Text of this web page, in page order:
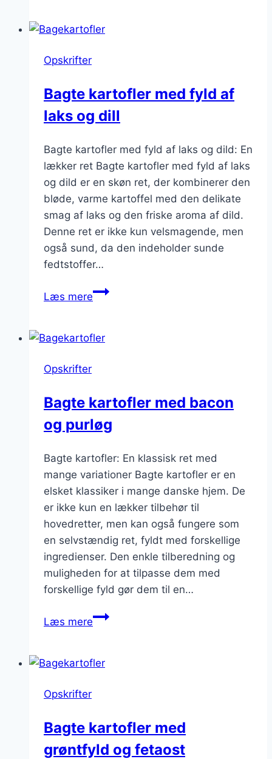
og
oplevelse
Opskrifter
Bagte kartofler med fyld af
laks og dill
Bagte kartofler med fyld af laks og dild: En
lækker ret Bagte kartofler med fyld af laks
og dild er en skøn ret, der kombinerer den
bløde, varme kartoffel med den delikate
smag af laks og den friske aroma af dild.
Denne ret er ikke kun velsmagende, men
også sund, da den indeholder sunde
fedtstoffer…
Læs mereBagte
fyld
dill
Opskrifter
Bagte kartofler med bacon
og purløg
Bagte kartofler: En klassisk ret med
mange variationer Bagte kartofler er en
elsket klassiker i mange danske hjem. De
er ikke kun en lækker tilbehør til
hovedretter, men kan også fungere som
en selvstændig ret, fyldt med forskellige
ingredienser. Den enkle tilberedning og
muligheden for at tilpasse dem med
forskellige fyld gør dem til en…
Læs mereBagte
bacon
Opskrifter
Bagte kartofler med
grøntfyld og fetaost